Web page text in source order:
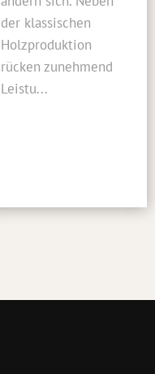
der klassischen
Holzproduktion
rücken zunehmend
Leistu...